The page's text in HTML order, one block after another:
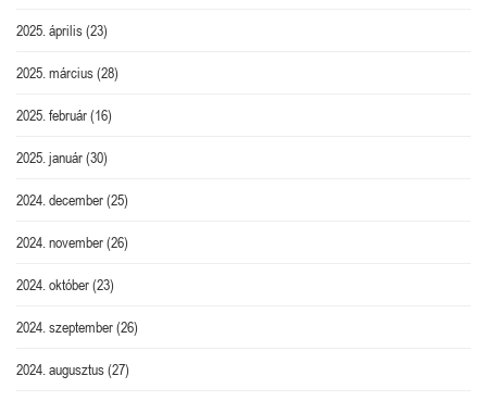
2025. április(23)
2025. március(28)
2025. február(16)
2025. január(30)
2024. december(25)
2024. november(26)
2024. október(23)
2024. szeptember(26)
2024. augusztus(27)